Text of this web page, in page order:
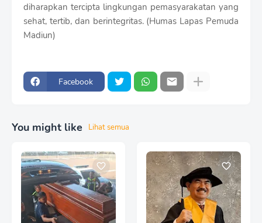
diharapkan tercipta lingkungan pemasyarakatan yang
sehat, tertib, dan berintegritas. (Humas Lapas Pemuda
Madiun)
Facebook
You might like Lihat semua